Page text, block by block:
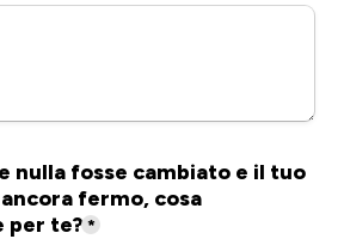
nulla fosse cambiato e il tuo
fermo, cosa
per te?*